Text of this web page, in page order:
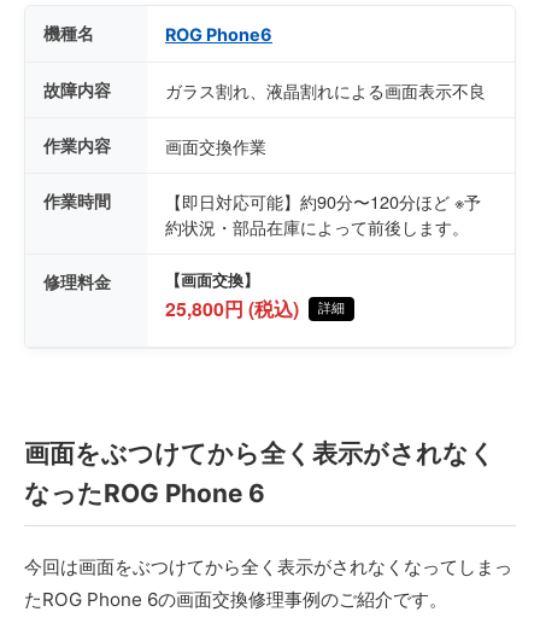
機種名 ROG Phone6
故障内容 ガラス割れ、液晶割れによる画面表示不良
作業内容 画面交換作業
作業時間
【即日対応可能】約90分〜120分ほど ※予
約状況・部品在庫によって前後します。
修理料金 【画面交換】
25,800円 (税込) 詳細
画面をぶつけてから全く表示がされなく
なったROG Phone 6
今回は画面をぶつけてから全く表示がされなくなってしまっ
たROG Phone 6の画面交換修理事例のご紹介です。